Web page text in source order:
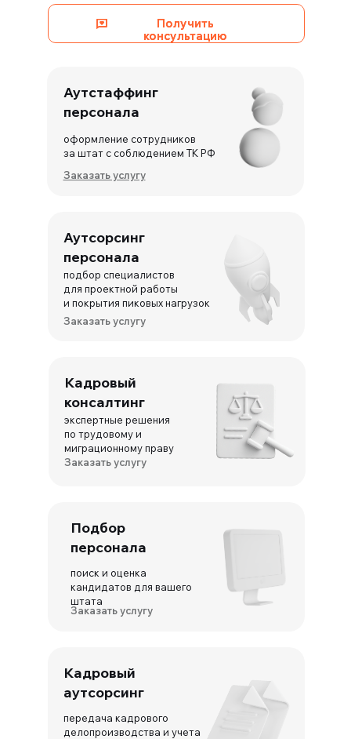
Получить
консультацию
Получить
консультацию
Аутстаффинг
персонала
оформление сотрудников
за штат с соблюдением ТК РФ
Заказать услугу
Кадровый
аутсорсинг
передача кадрового
делопроизводства и учета
Аутсорсинг
персонала
подбор специалистов
для проектной работы
и покрытия пиковых нагрузок
Заказать услугу
Кадровый
консалтинг
экспертные решения
по трудовому и
миграционному праву
Заказать услугу
Подбор
персонала
поиск и оценка
кандидатов для вашего
штата
Заказать услугу